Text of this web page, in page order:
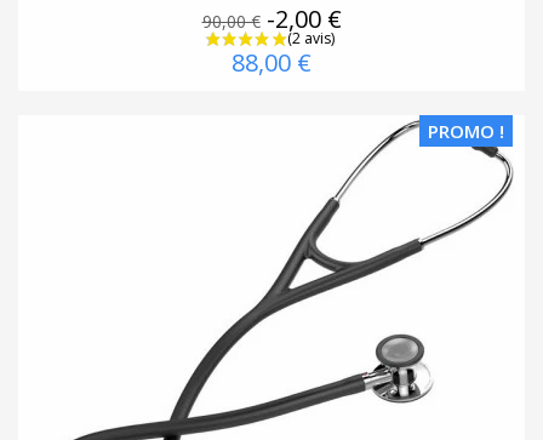
90,00 € -2,00 €
88,00 €
PROMO !